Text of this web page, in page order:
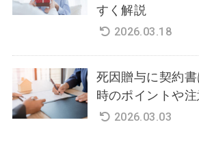
すく解説
2026.03.18
死因贈与に契約
時のポイントや注
2026.03.03